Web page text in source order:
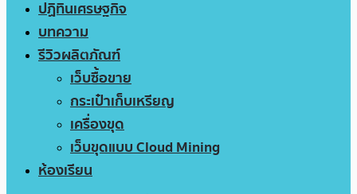
ปฏิทินเศรษฐกิจ
บทความ
รีวิวผลิตภัณฑ์
เว็บซื้อขาย
กระเป๋าเก็บเหรียญ
เครื่องขุด
เว็บขุดแบบ Cloud Mining
ห้องเรียน